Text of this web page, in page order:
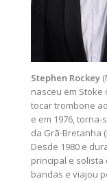
Stephen Rockey
nasceu em Stoke
tocar trombone
e em 1976,
da Grã-Bretanha
Desde 1980 e
principal e solista
bandas e viajou